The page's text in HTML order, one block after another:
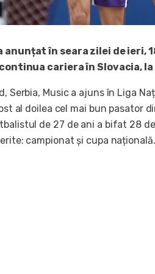
anunțat în seara zilei de ieri,
cariera în Slovacia,
Serbia, Music a ajuns în Liga
al doilea cel mai bun pasator
de 27 de ani a bifat 28
campionat și cupa națională.